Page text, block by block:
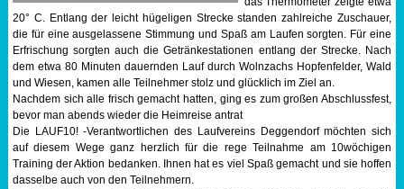
20° C. Entlang der leicht hügeligen Strecke standen zahlreiche Zuschauer,
die für eine ausgelassene Stimmung und Spaß am Laufen sorgten. Für eine
Erfrischung sorgten auch die Getränkestationen entlang der Strecke. Nach
dem etwa 80 Minuten dauernden Lauf durch Wolnzachs Hopfenfelder, Wald
und Wiesen, kamen alle Teilnehmer stolz und glücklich im Ziel an.
Nachdem sich alle frisch gemacht hatten, ging es zum großen Abschlussfest,
bevor man abends wieder die Heimreise antrat
Die LAUF10! -Verantwortlichen des Laufvereins Deggendorf möchten sich
auf diesem Wege ganz herzlich für die rege Teilnahme am 10wöchigen
Training der Aktion bedanken. Ihnen hat es viel Spaß gemacht und sie hoffen
dasselbe auch von den Teilnehmern.